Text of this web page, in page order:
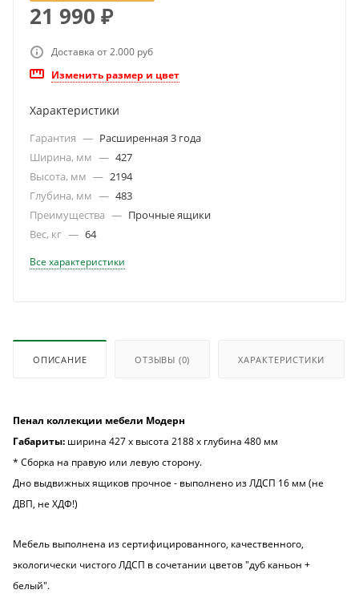
21 990 ₽
Доставка от 2.000 руб
Изменить размер и цвет
Характеристики
Гарантия — Расширенная 3 года
Ширина, мм — 427
Высота, мм — 2194
Глубина, мм — 483
Преимущества — Прочные ящики
Вес, кг — 64
Все характеристики
ОПИСАНИЕ ОТЗЫВЫ (0) ХАРАКТЕРИСТИКИ
Пенал коллекции мебели Модерн
Габариты: ширина 427 х высота 2188 х глубина 480 мм
* Сборка на правую или левую сторону.
Дно выдвижных ящиков прочное - выполнено из ЛДСП 16 мм (не
ДВП, не ХДФ!)
Мебель выполнена из сертифицированного, качественного,
экологически чистого ЛДСП в сочетании цветов "дуб каньон +
белый".